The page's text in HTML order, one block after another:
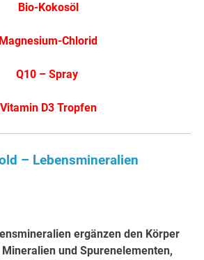
Bio-Kokosöl
Magnesium-Chlorid
Q10 – Spray
Vitamin D3 Tropfen
– Lebensmineralien
ergänzen den Körper
und Spurenelementen,